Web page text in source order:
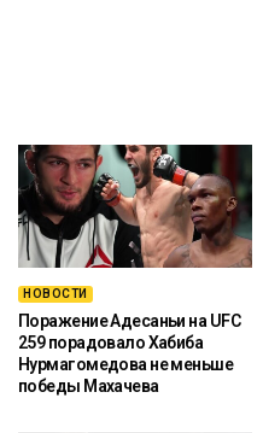
НОВОСТИ
Поражение Адесаньи на UFC
259 порадовало Хабиба
Нурмагомедова не меньше
победы Махачева